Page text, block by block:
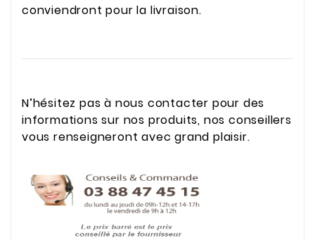
conviendront pour la livraison.
N’hésitez pas à nous contacter pour des
informations sur nos produits, nos conseillers
vous renseigneront avec grand plaisir.